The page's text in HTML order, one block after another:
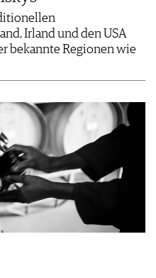
Irland und den USA
bekannte Regionen wie